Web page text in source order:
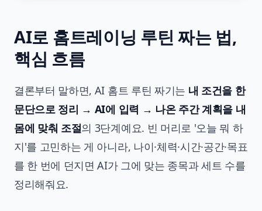
AI로 홈트레이닝 루틴 짜는 법,
핵심 흐름
결론부터 말하면, AI 홈트 루틴 짜기는 내 조건을 한
문단으로 정리 → AI에 입력 → 나온 주간 계획을 내
몸에 맞춰 조절의 3단계예요. 빈 머리로 '오늘 뭐 하
지'를 고민하는 게 아니라, 나이·체력·시간·공간·목표
를 한 번에 던지면 AI가 그에 맞는 종목과 세트 수를
정리해줘요.